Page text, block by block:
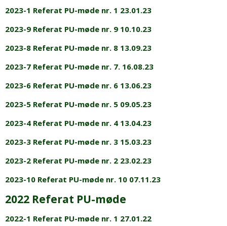
2023-1 Referat PU-møde nr. 1 23.01.23
2023-9 Referat PU-møde nr. 9 10.10.23
2023-8 Referat PU-møde nr. 8 13.09.23
2023-7 Referat PU-møde nr. 7. 16.08.23
2023-6 Referat PU-møde nr. 6 13.06.23
2023-5 Referat PU-møde nr. 5 09.05.23
2023-4 Referat PU-møde nr. 4 13.04.23
2023-3 Referat PU-møde nr. 3 15.03.23
2023-2 Referat PU-møde nr. 2 23.02.23
2023-10 Referat PU-møde nr. 10 07.11.23
2022 Referat PU-møde
2022-1 Referat PU-møde nr. 1 27.01.22